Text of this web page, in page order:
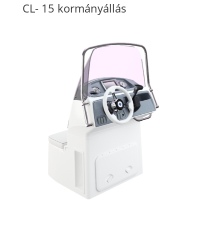
CL- 15 kormányállás